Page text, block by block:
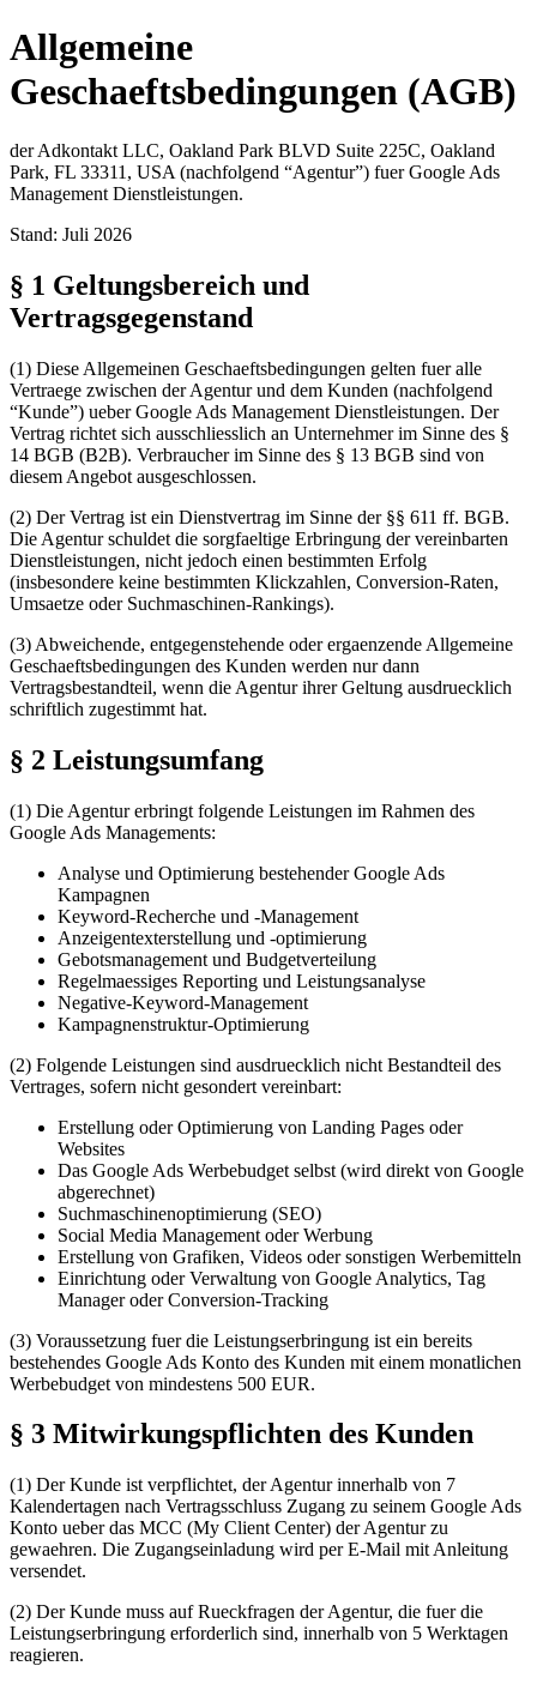
Allgemeine
Geschaeftsbedingungen (AGB)
der Adkontakt LLC, Oakland Park BLVD Suite 225C, Oakland
Park, FL 33311, USA (nachfolgend “Agentur”) fuer Google Ads
Management Dienstleistungen.
Stand: Juli 2026
§ 1 Geltungsbereich und
Vertragsgegenstand
(1) Diese Allgemeinen Geschaeftsbedingungen gelten fuer alle
Vertraege zwischen der Agentur und dem Kunden (nachfolgend
“Kunde”) ueber Google Ads Management Dienstleistungen. Der
Vertrag richtet sich ausschliesslich an Unternehmer im Sinne des §
14 BGB (B2B). Verbraucher im Sinne des § 13 BGB sind von
diesem Angebot ausgeschlossen.
(2) Der Vertrag ist ein Dienstvertrag im Sinne der §§ 611 ff. BGB.
Die Agentur schuldet die sorgfaeltige Erbringung der vereinbarten
Dienstleistungen, nicht jedoch einen bestimmten Erfolg
(insbesondere keine bestimmten Klickzahlen, Conversion-Raten,
Umsaetze oder Suchmaschinen-Rankings).
(3) Abweichende, entgegenstehende oder ergaenzende Allgemeine
Geschaeftsbedingungen des Kunden werden nur dann
Vertragsbestandteil, wenn die Agentur ihrer Geltung ausdruecklich
schriftlich zugestimmt hat.
§ 2 Leistungsumfang
(1) Die Agentur erbringt folgende Leistungen im Rahmen des
Google Ads Managements:
Analyse und Optimierung bestehender Google Ads
Kampagnen
Keyword-Recherche und -Management
Anzeigentexterstellung und -optimierung
Gebotsmanagement und Budgetverteilung
Regelmaessiges Reporting und Leistungsanalyse
Negative-Keyword-Management
Kampagnenstruktur-Optimierung
(2) Folgende Leistungen sind ausdruecklich nicht Bestandteil des
Vertrages, sofern nicht gesondert vereinbart:
Erstellung oder Optimierung von Landing Pages oder
Websites
Das Google Ads Werbebudget selbst (wird direkt von Google
abgerechnet)
Suchmaschinenoptimierung (SEO)
Social Media Management oder Werbung
Erstellung von Grafiken, Videos oder sonstigen Werbemitteln
Einrichtung oder Verwaltung von Google Analytics, Tag
Manager oder Conversion-Tracking
(3) Voraussetzung fuer die Leistungserbringung ist ein bereits
bestehendes Google Ads Konto des Kunden mit einem monatlichen
Werbebudget von mindestens 500 EUR.
§ 3 Mitwirkungspflichten des Kunden
(1) Der Kunde ist verpflichtet, der Agentur innerhalb von 7
Kalendertagen nach Vertragsschluss Zugang zu seinem Google Ads
Konto ueber das MCC (My Client Center) der Agentur zu
gewaehren. Die Zugangseinladung wird per E-Mail mit Anleitung
versendet.
(2) Der Kunde muss auf Rueckfragen der Agentur, die fuer die
Leistungserbringung erforderlich sind, innerhalb von 5 Werktagen
reagieren.